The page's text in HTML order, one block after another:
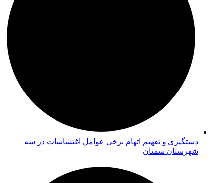
دستگیری و تفهیم اتهام برخی عوامل اغتشاشات در سه
شهرستان سمنان